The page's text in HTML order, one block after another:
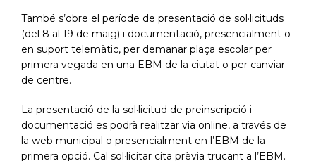
També s’obre el període de presentació de sol·licituds
(del 8 al 19 de maig) i documentació, presencialment o
en suport telemàtic, per demanar plaça escolar per
primera vegada en una EBM de la ciutat o per canviar
de centre.
La presentació de la sol·licitud de preinscripció i
documentació es podrà realitzar via online, a través de
la web municipal o presencialment en l’EBM de la
primera opció. Cal sol·licitar cita prèvia trucant a l’EBM.